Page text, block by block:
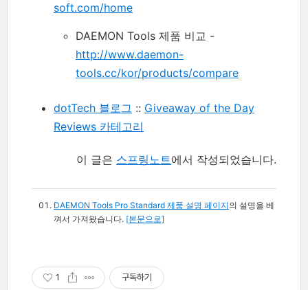
soft.com/home
DAEMON Tools 제품 비교 -
http://www.daemon-
tools.cc/kor/products/compare
dotTech 블로그 :: Giveaway of the Day
Reviews 카테고리
이 글은 스프링노트에서 작성되었습니다.
DAEMON Tools Pro Standard 제품 설명 페이지의 설명을 베
껴서 가져왔습니다. [본문으로]
1 구독하기